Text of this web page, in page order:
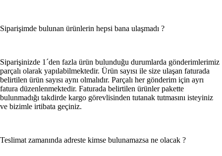
Bebek Banyo ve Tuvalet Eğitimi
Bebek Bakım ve Sağlık
Dolar Ürün Kategorisi
TÜM KATEGORILERIMIZ
Siparişimde bulunan ürünlerin hepsi bana ulaşmadı ?
Siparişinizde 1´den fazla ürün bulunduğu durumlarda gönderimlerimiz
parçalı olarak yapılabilmektedir. Ürün sayısı ile size ulaşan faturada
belirtilen ürün sayısı aynı olmalıdır. Parçalı her gönderim için ayrı
fatura düzenlenmektedir. Faturada belirtilen ürünler pakette
bulunmadığı takdirde kargo görevlisinden tutanak tutmasını isteyiniz
ve bizimle irtibata geçiniz.
Teslimat zamanında adreste kimse bulunamazsa ne olacak ?